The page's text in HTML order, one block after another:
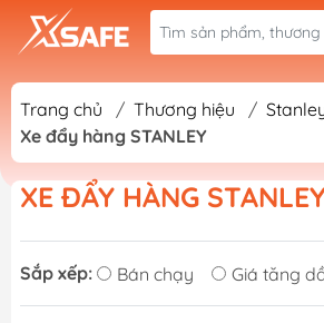
Trang chủ / Thương hiệu /
Xe đẩy hàng STANLEY
XE ĐẨY HÀNG
Sắp xếp: Bán chạy Giá tăng